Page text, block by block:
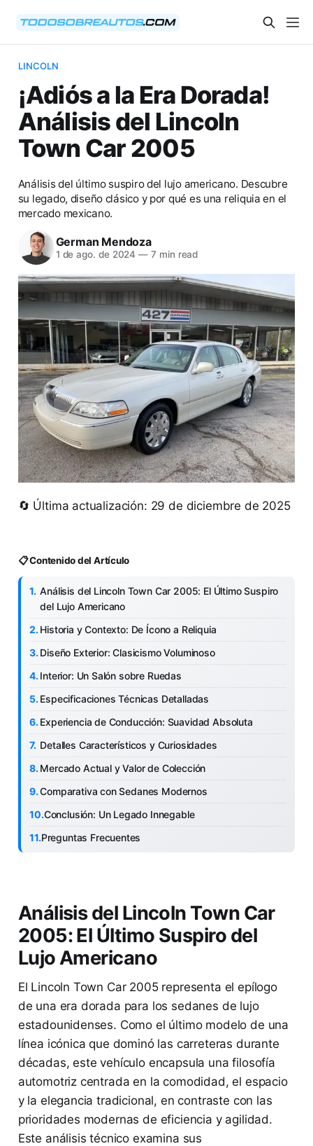
LINCOLN
¡Adiós a la Era Dorada!
Análisis del Lincoln
Town Car 2005
Análisis del último suspiro del lujo americano. Descubre
su legado, diseño clásico y por qué es una reliquia en el
mercado mexicano.
German Mendoza
1 de ago. de 2024 — 7 min read
🔄 Última actualización: 29 de diciembre de 2025
📋 Contenido del Artículo
Análisis del Lincoln Town Car 2005: El Último Suspiro
del Lujo Americano
Historia y Contexto: De Ícono a Reliquia
Diseño Exterior: Clasicismo Voluminoso
Interior: Un Salón sobre Ruedas
Especificaciones Técnicas Detalladas
Experiencia de Conducción: Suavidad Absoluta
Detalles Característicos y Curiosidades
Mercado Actual y Valor de Colección
Comparativa con Sedanes Modernos
Conclusión: Un Legado Innegable
Preguntas Frecuentes
Análisis del Lincoln Town Car
2005: El Último Suspiro del
Lujo Americano
El Lincoln Town Car 2005 representa el epílogo
de una era dorada para los sedanes de lujo
estadounidenses. Como el último modelo de una
línea icónica que dominó las carreteras durante
décadas, este vehículo encapsula una filosofía
automotriz centrada en la comodidad, el espacio
y la elegancia tradicional, en contraste con las
prioridades modernas de eficiencia y agilidad.
Este análisis técnico examina sus